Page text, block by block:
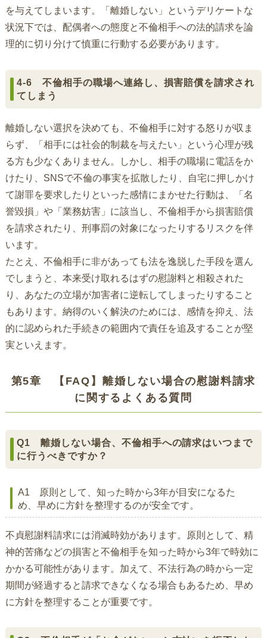
を与えてしまいます。「離婚しない」というデリケートな
状況下では、配偶者への態度と不倫相手への法的請求を論
理的に切り分けて慎重に行動する必要があります。
4-6 不倫相手の職場へ連絡し、損害賠償を請求され
てしまう
離婚しない選択を決めても、不倫相手に対する怒りが収ま
らず、「相手には社会的制裁を与えたい」という心理が残
る方も少なくありません。しかし、相手の職場に電話をか
けたり、SNSで不倫の事実を拡散したり、自宅に押しかけ
て謝罪を要求したりといった感情にまかせた行動は、「名
誉毀損」や「業務妨害」に該当し、不倫相手から損害賠償
を請求されたり、刑事罰の対象になったりするリスクを伴
います。
たとえ、不倫相手に非があっても法を逸脱した手段を選ん
でしまうと、本来受け取れるはずの慰謝料と相殺された
り、あなたの立場が加害者に逆転してしまったりすること
もあります。納得のいく解決のためには、感情を抑え、法
的に認められた手続きの範囲内で責任を追及することが堅
実といえます。
第5章 【FAQ】離婚しない場合の慰謝料請求
に関するよくある質問
Q1 離婚しない場合、不倫相手への請求はいつまで
に行うべきですか？
A1 原則として、知った時から3年が目安になるた
め、早めに方針を整理するのが安全です。
不貞慰謝料請求には消滅時効があります。原則として、精
神的苦痛などの損害と不倫相手を知った時から3年で時効に
かかる可能性があります。加えて、不法行為の時から一定
期間が経過すると請求できなくなる場合もあるため、早め
に方針を整理することが重要です。